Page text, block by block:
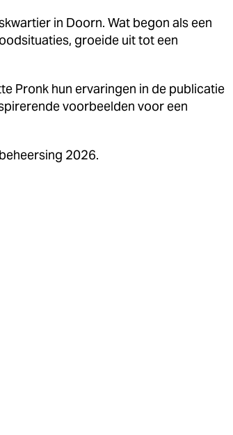
in Doorn. Wat begon als een
groeide uit tot een
Pronk hun ervaringen in de publicatie
voorbeelden voor een
2026.